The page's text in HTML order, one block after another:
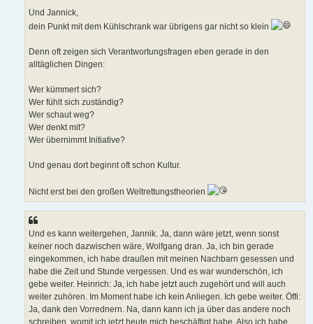
Und Jannick,
dein Punkt mit dem Kühlschrank war übrigens gar nicht so klein
Denn oft zeigen sich Verantwortungsfragen eben gerade in den
alltäglichen Dingen:
Wer kümmert sich?
Wer fühlt sich zuständig?
Wer schaut weg?
Wer denkt mit?
Wer übernimmt Initiative?
Und genau dort beginnt oft schon Kultur.
Nicht erst bei den großen Weltrettungstheorien
Und es kann weitergehen, Jannik. Ja, dann wäre jetzt, wenn sonst
keiner noch dazwischen wäre, Wolfgang dran. Ja, ich bin gerade
eingekommen, ich habe draußen mit meinen Nachbarn gesessen und
habe die Zeit und Stunde vergessen. Und es war wunderschön, ich
gebe weiter. Heinrich: Ja, ich habe jetzt auch zugehört und will auch
weiter zuhören. Im Moment habe ich kein Anliegen. Ich gebe weiter. Öffi:
Ja, dank den Vorrednern. Na, dann kann ich ja über das andere noch
schreiben, womit ich jetzt heute mich beschäftigt habe. Also ich habe